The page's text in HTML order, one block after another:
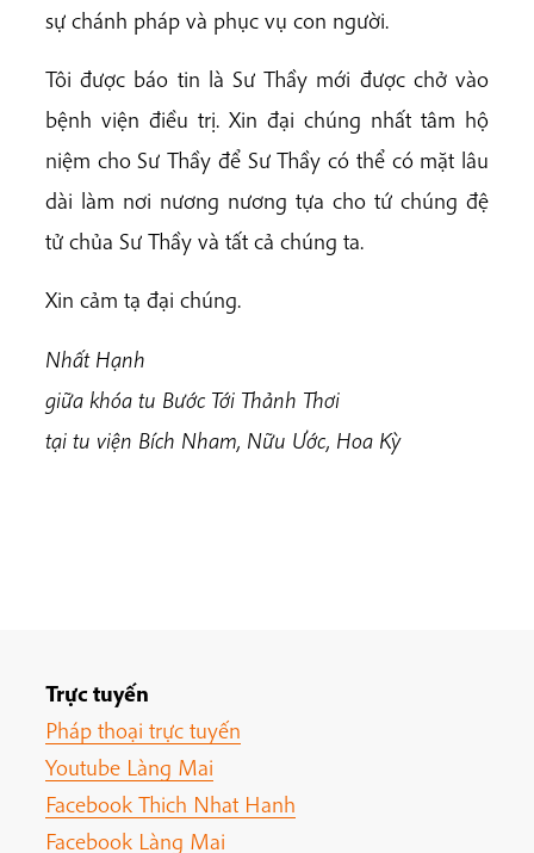
sự chánh pháp và phục vụ con người.
Tôi được báo tin là Sư Thầy mới được chở vào
bệnh viện điều trị. Xin đại chúng nhất tâm hộ
niệm cho Sư Thầy để Sư Thầy có thể có mặt lâu
dài làm nơi nương nương tựa cho tứ chúng đệ
tử chủa Sư Thầy và tất cả chúng ta.
Xin cảm tạ đại chúng.
Nhất Hạnh
giữa khóa tu Bước Tới Thảnh Thơi
tại tu viện Bích Nham, Nữu Ước, Hoa Kỳ
Trực tuyến
Pháp thoại trực tuyến
Youtube Làng Mai
Facebook Thich Nhat Hanh
Facebook Làng Mai